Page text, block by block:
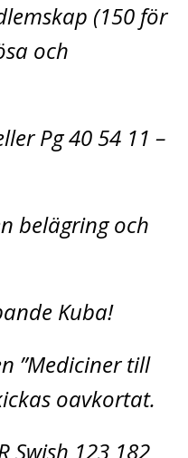
(150 för
och
Pg 40 54 11 –
belägring och
Kuba!
”Mediciner till
oavkortat.
Swish 123 182